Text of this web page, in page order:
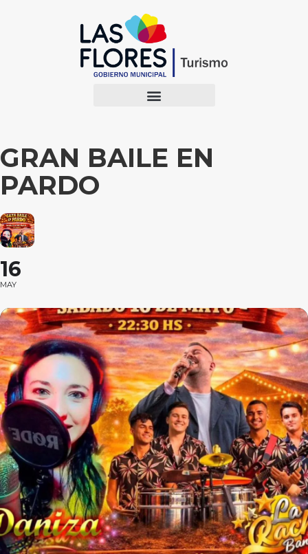
GRAN BAILE EN
PARDO
16
MAY